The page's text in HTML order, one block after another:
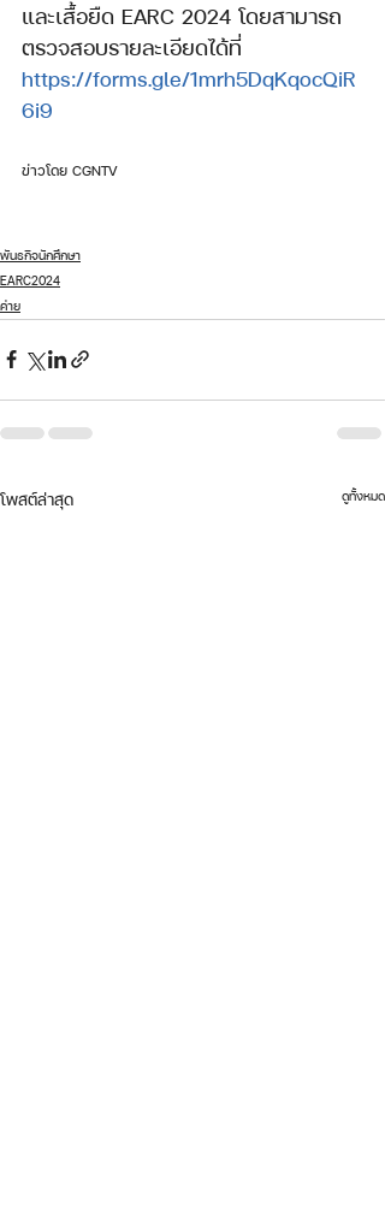
และเสื้อยืด EARC 2024 โดยสามารถ
ตรวจสอบรายละเอียดได้ที่
https://forms.gle/1mrh5DqKqocQiR
6i9
ข่าวโดย CGNTV
พันธกิจนักศึกษา
EARC2024
ค่าย
โพสต์ล่าสุด ดูทั้งหมด